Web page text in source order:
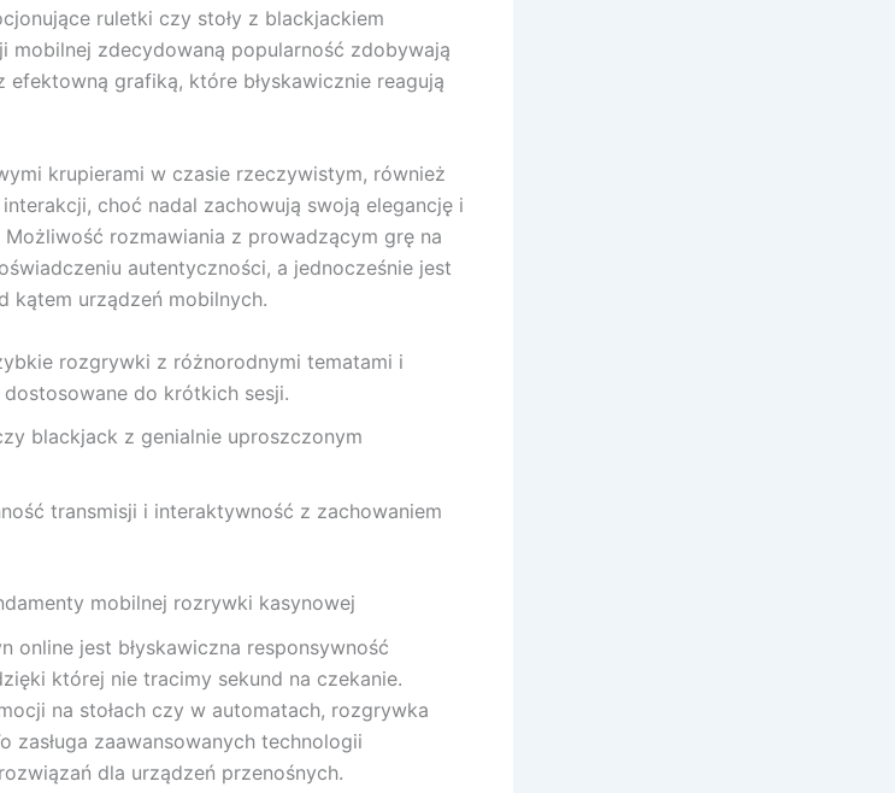
ruletki czy stoły z blackjackiem
mobilnej zdecydowaną popularność zdobywają
grafiką, które błyskawicznie reagują
krupierami w czasie rzeczywistym, również
choć nadal zachowują swoją elegancję i
rozmawiania z prowadzącym grę na
autentyczności, a jednocześnie jest
kątem urządzeń mobilnych.
rozgrywki z różnorodnymi tematami i
do krótkich sesji.
blackjack z genialnie uproszczonym
transmisji i interaktywność z zachowaniem
mobilnej rozrywki kasynowej
online jest błyskawiczna responsywność
której nie tracimy sekund na czekanie.
na stołach czy w automatach, rozgrywka
zasługa zaawansowanych technologii
dla urządzeń przenośnych.